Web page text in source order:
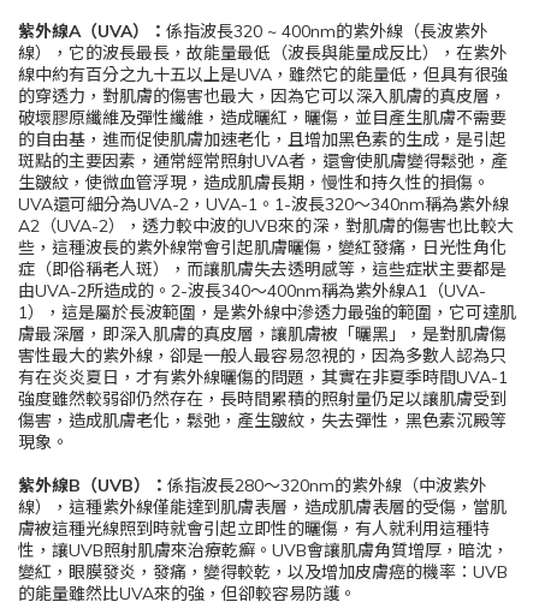
紫外線A（UVA）： 係指波長320 ~ 400nm的紫外線（長波紫外
線），它的波長最長，故能量最低（波長與能量成反比），在紫外
線中約有百分之九十五以上是UVA，雖然它的能量低，但具有很強
的穿透力，對肌膚的傷害也最大，因為它可以深入肌膚的真皮層，
破壞膠原纖維及彈性纖維，造成曬紅，曬傷，並目產生肌膚不需要
的自由基，進而促使肌膚加速老化，且增加黑色素的生成，是引起
斑點的主要因素，通常經常照射UVA者，還會使肌膚變得鬆弛，產
生皺紋，使微血管浮現，造成肌膚長期，慢性和持久性的損傷。
UVA還可細分為UVA-2，UVA-1。1-波長320〜340nm稱為紫外線
A2（UVA-2），透力較中波的UVB來的深，對肌膚的傷害也比較大
些，這種波長的紫外線常會引起肌膚曬傷，變紅發痛，日光性角化
症（即俗稱老人斑），而讓肌膚失去透明感等，這些症狀主要都是
由UVA-2所造成的。2-波長340〜400nm稱為紫外線A1（UVA-
1），這是屬於長波範圍，是紫外線中滲透力最強的範圍，它可達肌
膚最深層，即深入肌膚的真皮層，讓肌膚被「曬黑」，是對肌膚傷
害性最大的紫外線，卻是一般人最容易忽視的，因為多數人認為只
有在炎炎夏日，才有紫外線曬傷的問題，其實在非夏季時間UVA-1
強度雖然較弱卻仍然存在，長時間累積的照射量仍足以讓肌膚受到
傷害，造成肌膚老化，鬆弛，產生皺紋，失去彈性，黑色素沉殿等
現象。
紫外線B（UVB）： 係指波長280〜320nm的紫外線（中波紫外
線），這種紫外線僅能達到肌膚表層，造成肌膚表層的受傷，當肌
膚被這種光線照到時就會引起立即性的曬傷，有人就利用這種特
性，讓UVB照射肌膚來治療乾癬。UVB會讓肌膚角質增厚，暗沈，
變紅，眼膜發炎，發痛，變得較乾，以及增加皮膚癌的機率：UVB
的能量雖然比UVA來的強，但卻較容易防護。